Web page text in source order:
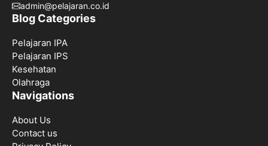
admin@pelajaran.co.id
Blog Categories
Pelajaran IPA
Pelajaran IPS
Kesehatan
Olahraga
Navigations
About Us
Contact us